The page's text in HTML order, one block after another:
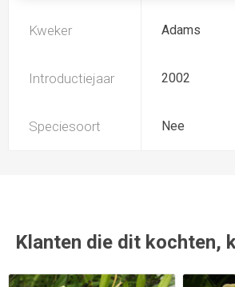
Kweker Adams
Introductiejaar 2002
Speciesoort Nee
Klanten die dit kochten,